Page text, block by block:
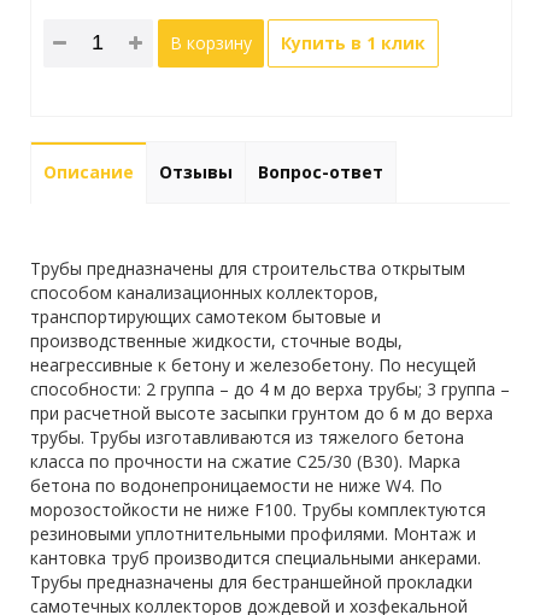
В корзину Купить в 1 клик
Описание Отзывы Вопрос-ответ
Трубы предназначены для строительства открытым
способом канализационных коллекторов,
транспортирующих самотеком бытовые и
производственные жидкости, сточные воды,
неагрессивные к бетону и железобетону. По несущей
способности: 2 группа – до 4 м до верха трубы; 3 группа –
при расчетной высоте засыпки грунтом до 6 м до верха
трубы. Трубы изготавливаются из тяжелого бетона
класса по прочности на сжатие С25/30 (В30). Марка
бетона по водонепроницаемости не ниже W4. По
морозостойкости не ниже F100. Трубы комплектуются
резиновыми уплотнительными профилями. Монтаж и
кантовка труб производится специальными анкерами.
Трубы предназначены для бестраншейной прокладки
самотечных коллекторов дождевой и хозфекальной